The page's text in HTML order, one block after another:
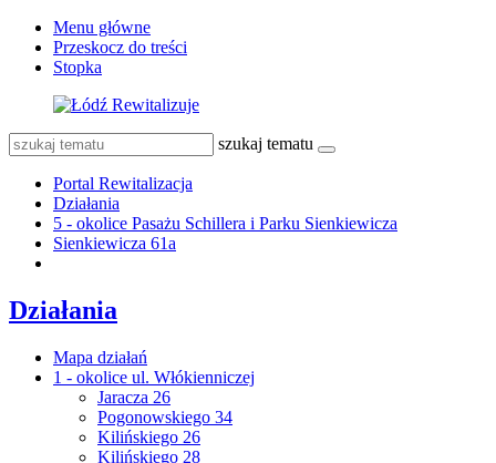
Menu główne
Przeskocz do treści
Stopka
szukaj tematu
Portal Rewitalizacja
Działania
5 - okolice Pasażu Schillera i Parku Sienkiewicza
Sienkiewicza 61a
Działania
Mapa działań
1 - okolice ul. Włókienniczej
Jaracza 26
Pogonowskiego 34
Kilińskiego 26
Kilińskiego 28